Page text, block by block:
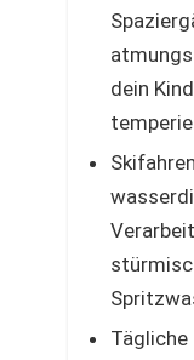
dein
Tägliche